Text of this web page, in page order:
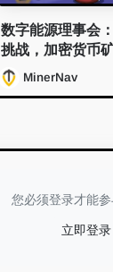
数字能源理事会
挑战，加密货币
力支持友好政策
MinerNav
您必须登录才能参
立即登录